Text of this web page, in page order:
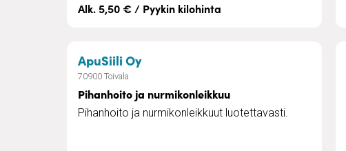
Alk. 5,50 € / Pyykin kilohinta
ApuSiili Oy– Pihanhoito ja nurmikonleikkuu
70900 Toivala
Pihanhoito ja nurmikonleikkuu
Pihanhoito ja nurmikonleikkuut luotettavasti.